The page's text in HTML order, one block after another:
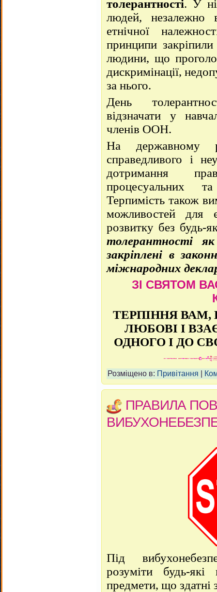
толерантності. У
людей, незалежно
етнічної
принципи закріпили
людини, що
дискримінації,
за нього.
День
відзначати у
членів ООН.
На державному
справедливого і
дотримання
процесуальних
Терпимість також
можливостей для
розвитку без будь-
толерантності
закріплені в
міжнародних
ЗІ СВЯТОМ
ТЕРПІННЯ
ЛЮБОВІ І
ОДНОГО І ДО
Розміщено в: Привітання
ПРАВИЛА
Під
розуміти будь-які
предмети, що здатні